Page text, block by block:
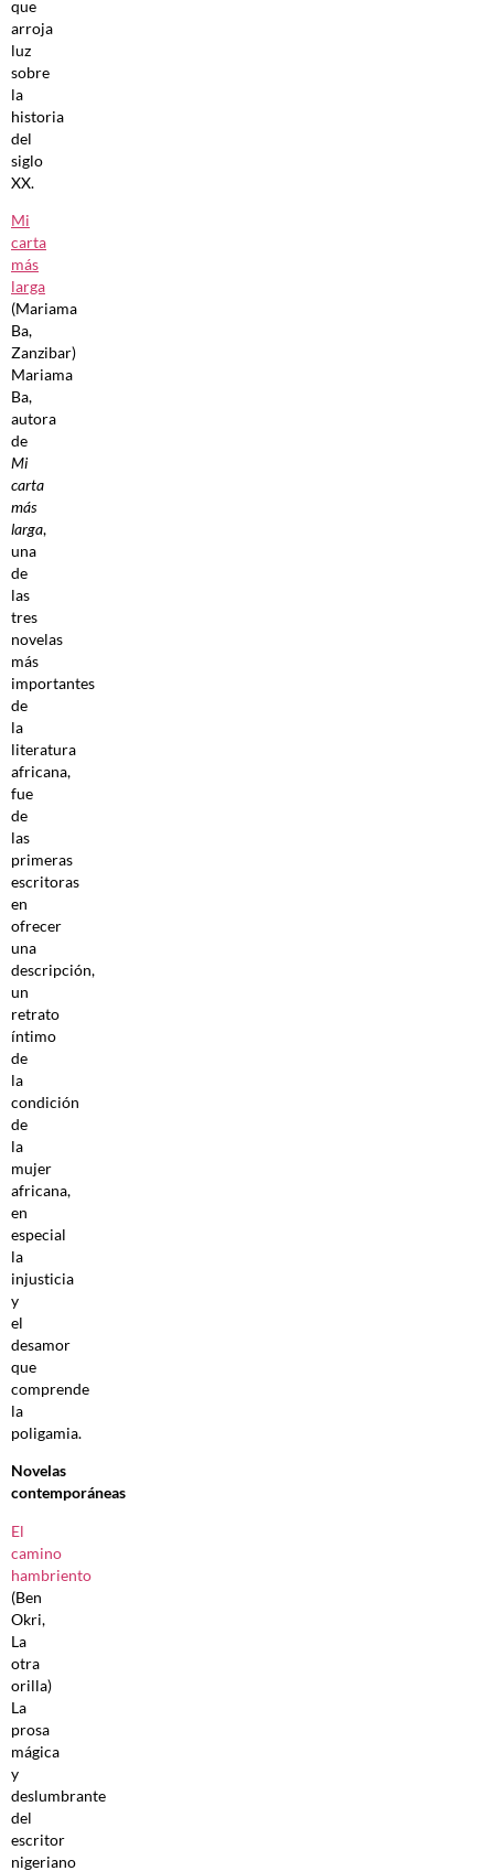
que
arroja
luz
sobre
la
historia
del
siglo
XX.
Mi
carta
más
larga
(Mariama
Ba,
Zanzibar)
Mariama
Ba,
autora
de
Mi
carta
más
larga,
una
de
las
tres
novelas
más
importantes
de
la
literatura
africana,
fue
de
las
primeras
escritoras
en
ofrecer
una
descripción,
un
retrato
íntimo
de
la
condición
de
la
mujer
africana,
en
especial
la
injusticia
y
el
desamor
que
comprende
la
poligamia.
Novelas
contemporáneas
El
camino
hambriento
(Ben
Okri,
La
otra
orilla)
La
prosa
mágica
y
deslumbrante
del
escritor
nigeriano